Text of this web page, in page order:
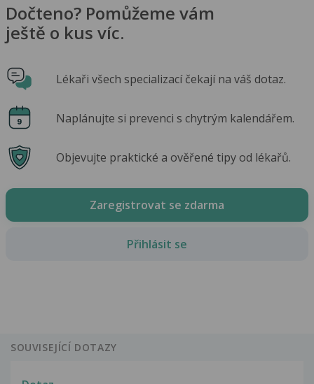
Dočteno? Pomůžeme vám
ještě o kus víc.
Lékaři všech specializací čekají na váš dotaz.
Naplánujte si prevenci s chytrým kalendářem.
Objevujte praktické a ověřené tipy od lékařů.
Zaregistrovat se zdarma
Přihlásit se
SOUVISEJÍCÍ DOTAZY